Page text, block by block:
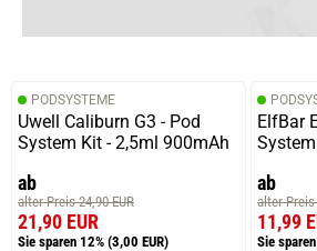
PODSYSTEME
Uwell Caliburn G3 - Pod
System Kit - 2,5ml 900mAh
ab
alter Preis 24,90 EUR
21,90 EUR
Sie sparen 12% (3,00 EUR)
ElfBar
ab
alter Preis
11,99
Sie